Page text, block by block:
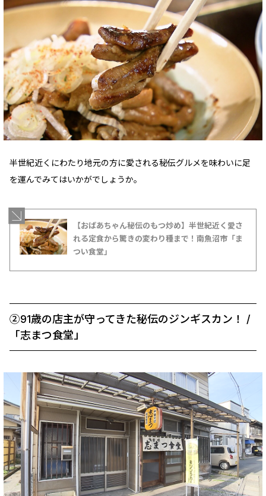
半世紀近くにわたり地元の方に愛される秘伝グルメを味わいに足
を運んでみてはいかがでしょうか。
【おばあちゃん秘伝のもつ炒め】半世紀近く愛さ
れる定食から驚きの変わり種まで！南魚沼市「ま
つい食堂」
➁91歳の店主が守ってきた秘伝のジンギスカン！ /
「志まつ食堂」